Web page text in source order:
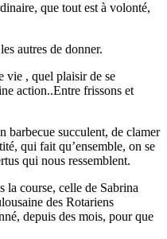
que tout est à volonté,
autres de donner.
vie , quel plaisir de se
action..Entre frissons et
barbecue succulent, de clamer
qui fait qu’ensemble, on se
qui nous ressemblent.
la course, celle de Sabrina
des Rotariens
depuis des mois, pour que